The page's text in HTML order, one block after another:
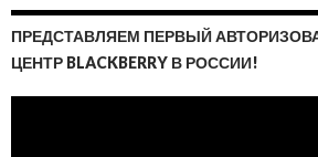
ПРЕДСТАВЛЯЕМ ПЕРВЫЙ
ЦЕНТР BLACKBERRY В РОССИИ!